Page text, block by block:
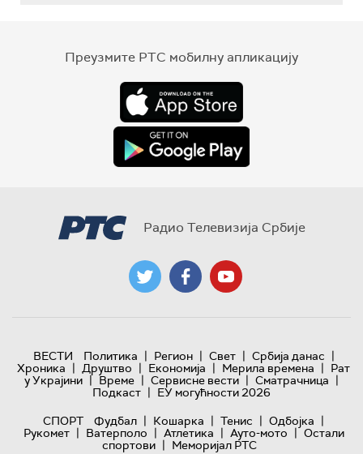
Преузмите РТС мобилну апликацију
Радио Телевизија Србије
ВЕСТИ Политика | Регион | Свет | Србија данас |
Хроника | Друштво | Економија | Мерила времена | Рат
у Украјини | Време | Сервисне вести | Сматрачница |
Подкаст | ЕУ могућности 2026
СПОРТ
Фудбал | Кошарка | Тенис | Одбојка |
Рукомет | Ватерполо | Атлетика | Ауто-мото | Остали
спортови | Меморијал РТС